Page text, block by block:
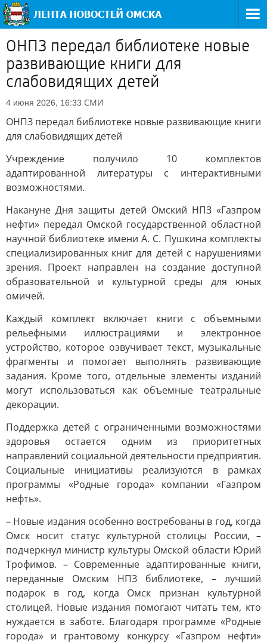
ОНПЗ передал библиотеке новые
развивающие книги для
слабовидящих детей
4 июня 2026, 16:33 СМИ
ОНПЗ передал библиотеке новые развивающие книги
для слабовидящих детей
Учреждение получило 10 комплектов
адаптированной литературы с интерактивными
возможностями.
Накануне Дня защиты детей Омский НПЗ «Газпром
нефти» передал Омской государственной областной
научной библиотеке имени А. С. Пушкина комплекты
специализированных книг для детей с нарушениями
зрения. Проект направлен на создание доступной
образовательной и культурной среды для юных
омичей.
Каждый комплект включает книги с объемными
рельефными иллюстрациями и электронное
устройство, которое озвучивает текст, музыкальные
фрагменты и помогает выполнять развивающие
задания. Кроме того, отдельные элементы изданий
могут использоваться как объемные театральные
декорации.
Поддержка детей с ограниченными возможностями
здоровья остается одним из приоритетных
направлений социальной деятельности предприятия.
Социальные инициативы реализуются в рамках
программы «Родные города» компании «Газпром
нефть».
– Новые издания особенно востребованы в год, когда
Омск носит статус культурной столицы России, –
подчеркнул министр культуры Омской области Юрий
Трофимов. – Современные адаптированные книги,
переданные Омским НПЗ библиотеке, – лучший
подарок в год, когда Омск признан культурной
столицей. Новые издания помогают читать тем, кто
нуждается в заботе. Благодаря программе «Родные
города» и грантовому конкурсу «Газпром нефти»